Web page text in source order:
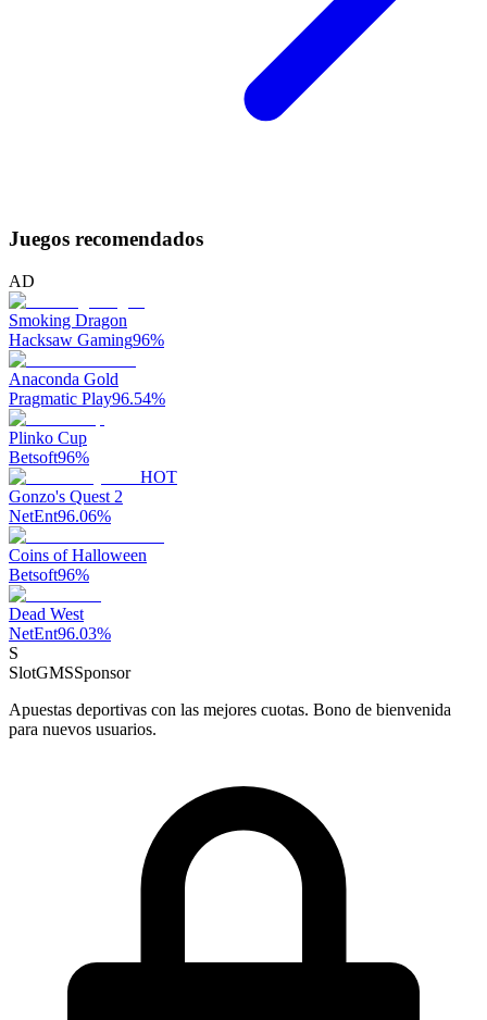
Juegos recomendados
AD
Smoking Dragon
Hacksaw Gaming96%
Anaconda Gold
Pragmatic Play96.54%
Plinko Cup
Betsoft96%
HOT
Gonzo's Quest 2
NetEnt96.06%
Coins of Halloween
Betsoft96%
Dead West
NetEnt96.03%
S
SlotGMSSponsor
Apuestas deportivas con las mejores cuotas. Bono de bienvenida
para nuevos usuarios.